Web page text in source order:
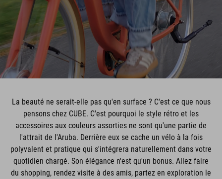
La beauté ne serait-elle pas qu'en surface ? C'est ce que nous
pensons chez CUBE. C'est pourquoi le style rétro et les
accessoires aux couleurs assorties ne sont qu'une partie de
l'attrait de l'Aruba. Derrière eux se cache un vélo à la fois
polyvalent et pratique qui s'intégrera naturellement dans votre
quotidien chargé. Son élégance n'est qu'un bonus. Allez faire
du shopping, rendez visite à des amis, partez en exploration le